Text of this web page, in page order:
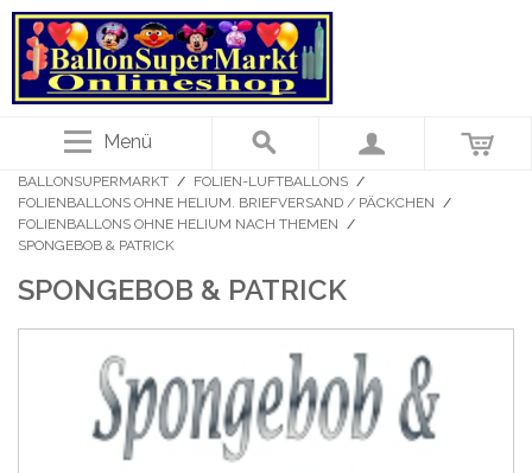
Menü
BALLONSUPERMARKT / FOLIEN-LUFTBALLONS /
FOLIENBALLONS OHNE HELIUM. BRIEFVERSAND / PÄCKCHEN /
FOLIENBALLONS OHNE HELIUM NACH THEMEN /
SPONGEBOB & PATRICK
SPONGEBOB & PATRICK